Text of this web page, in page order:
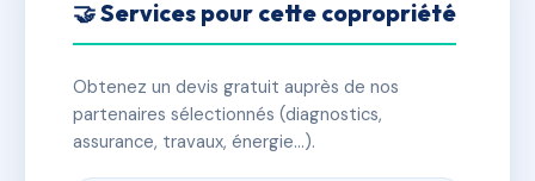
🤝 Services pour cette copropriété
Obtenez un devis gratuit auprès de nos
partenaires sélectionnés (diagnostics,
assurance, travaux, énergie…).